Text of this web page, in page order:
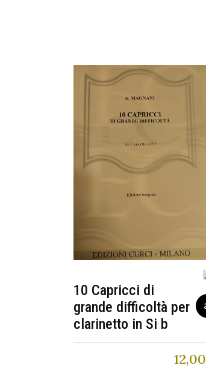
10 Capricci di
grande difficoltà per
clarinetto in Si b
12,00